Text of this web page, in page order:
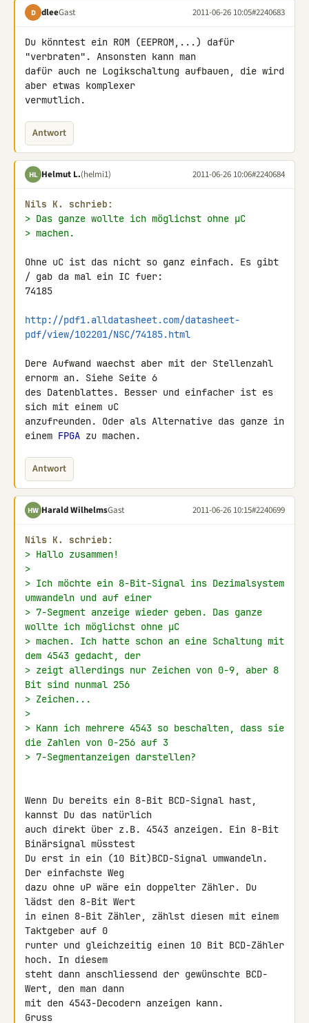
D dleeGast 2011-06-26 10:05#2240683
Du könntest ein ROM (EEPROM,...) dafür
"verbraten". Ansonsten kann man
dafür auch ne Logikschaltung aufbauen, die wird
aber etwas komplexer
vermutlich.
Antwort
HL Helmut L.(helmi1) 2011-06-26 10:06#2240684
Nils K. schrieb:
> Das ganze wollte ich möglichst ohne µC
> machen.
Ohne uC ist das nicht so ganz einfach. Es gibt
/ gab da mal ein IC fuer:
74185
http://pdf1.alldatasheet.com/datasheet-
pdf/view/102201/NSC/74185.html
Dere Aufwand waechst aber mit der Stellenzahl
ernorm an. Siehe Seite 6
des Datenblattes. Besser und einfacher ist es
sich mit einem uC
anzufreunden. Oder als Alternative das ganze in
einem FPGA zu machen.
Antwort
HW Harald WilhelmsGast 2011-06-26 10:15#2240699
Nils K. schrieb:
> Hallo zusammen!
>
> Ich möchte ein 8-Bit-Signal ins Dezimalsystem
umwandeln und auf einer
> 7-Segment anzeige wieder geben. Das ganze
wollte ich möglichst ohne µC
> machen. Ich hatte schon an eine Schaltung mit
dem 4543 gedacht, der
> zeigt allerdings nur Zeichen von 0-9, aber 8
Bit sind nunmal 256
> Zeichen...
>
> Kann ich mehrere 4543 so beschalten, dass sie
die Zahlen von 0-256 auf 3
> 7-Segmentanzeigen darstellen?
Wenn Du bereits ein 8-Bit BCD-Signal hast,
kannst Du das natürlich
auch direkt über z.B. 4543 anzeigen. Ein 8-Bit
Binärsignal müsstest
Du erst in ein (10 Bit)BCD-Signal umwandeln.
Der einfachste Weg
dazu ohne uP wäre ein doppelter Zähler. Du
lädst den 8-Bit Wert
in einen 8-Bit Zähler, zählst diesen mit einem
Taktgeber auf 0
runter und gleichzeitig einen 10 Bit BCD-Zähler
hoch. In diesem
steht dann anschliessend der gewünschte BCD-
Wert, den man dann
mit den 4543-Decodern anzeigen kann.
Gruss